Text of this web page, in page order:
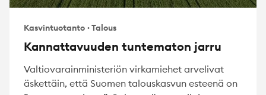
Kasvintuotanto ·Talous
Kannattavuuden tuntematon jarru
Valtiovarainministeriön virkamiehet arvelivat
äskettäin, että Suomen talouskasvun esteenä on